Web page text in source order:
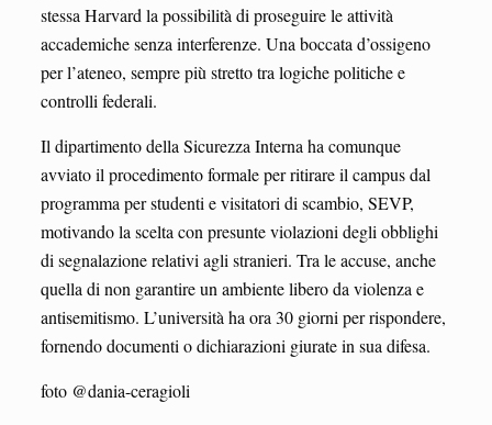
stessa Harvard la possibilità di proseguire le attività
accademiche senza interferenze. Una boccata d’ossigeno
per l’ateneo, sempre più stretto tra logiche politiche e
controlli federali.
Il dipartimento della Sicurezza Interna ha comunque
avviato il procedimento formale per ritirare il campus dal
programma per studenti e visitatori di scambio, SEVP,
motivando la scelta con presunte violazioni degli obblighi
di segnalazione relativi agli stranieri. Tra le accuse, anche
quella di non garantire un ambiente libero da violenza e
antisemitismo. L’università ha ora 30 giorni per rispondere,
fornendo documenti o dichiarazioni giurate in sua difesa.
foto @dania-ceragioli